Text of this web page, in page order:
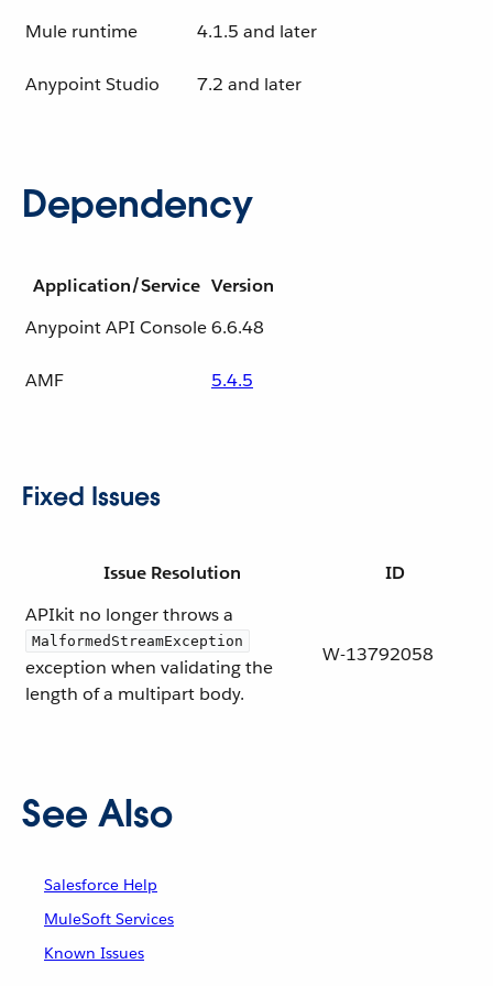
Mule runtime
4.1.5 and later
Anypoint Studio 7.2 and later
Dependency
Application/Service Version
Anypoint API Console6.6.48
AMF 5.4.5
Fixed Issues
Issue Resolution
ID
APIkit no longer throws a
MalformedStreamException
exception when validating the
length of a multipart body.
W-13792058
See Also
Salesforce Help
MuleSoft Services
Known Issues